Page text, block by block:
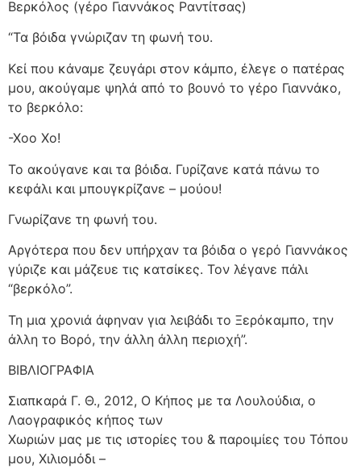
Βερκόλος (γέρο Γιαννάκος Ραντίτσας)
“Τα βόιδα γνώριζαν τη φωνή του.
Κεί που κάναμε ζευγάρι στον κάμπο, έλεγε ο πατέρας
μου, ακούγαμε ψηλά από το βουνό το γέρο Γιαννάκο,
το βερκόλο:
-Χοο Χο!
Το ακούγανε και τα βόιδα. Γυρίζανε κατά πάνω το
κεφάλι και μπουγκρίζανε – μούου!
Γνωρίζανε τη φωνή του.
Αργότερα που δεν υπήρχαν τα βόιδα ο γερό Γιαννάκος
γύριζε και μάζευε τις κατσίκες. Τον λέγανε πάλι
“βερκόλο”.
Τη μια χρονιά άφηναν για λειβάδι το Ξερόκαμπο, την
άλλη το Βορό, την άλλη άλλη περιοχή”.
ΒΙΒΛΙΟΓΡΑΦΙΑ
Σιαπκαρά Γ. Θ., 2012, Ο Κήπος με τα Λουλούδια, ο
Λαογραφικός κήπος των
Χωριών μας με τις ιστορίες του & παροιμίες του Τόπου
μου, Χιλιομόδι –